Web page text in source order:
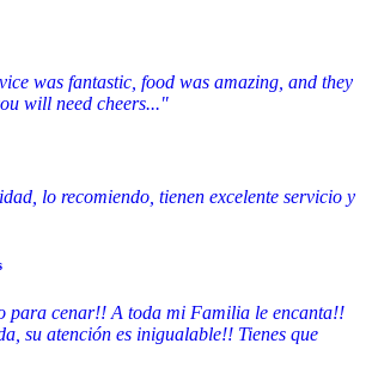
was fantastic, food was amazing, and they
will need cheers..."
lo recomiendo, tienen excelente servicio y
para cenar!! A toda mi Familia le encanta!!
su atención es inigualable!! Tienes que